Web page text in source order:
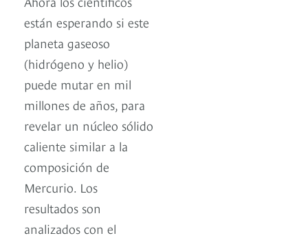
están esperando si este
planeta gaseoso
(hidrógeno y helio)
puede mutar en mil
millones de años, para
revelar un núcleo sólido
caliente similar a la
composición de
Mercurio. Los
resultados son
analizados con el